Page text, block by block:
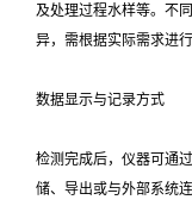
及处理过程水样等。不
异，需根据实际需求进行
数据显示与记录方式
检测完成后，仪器可通
储、导出或与外部系统